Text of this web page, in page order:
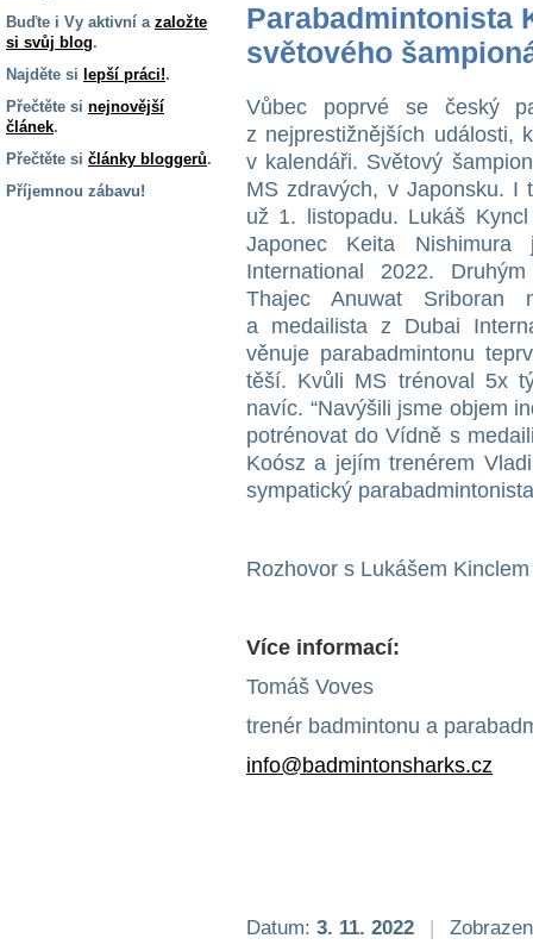
Buďte i Vy aktivní a založte
si svůj blog.
Najděte si lepší práci!.
Přečtěte si nejnovější
článek.
Přečtěte si články bloggerů.
Příjemnou zábavu!
Parabadmintonista
světového
Vůbec poprvé se český
z nejprestižnějších události,
v kalendáři. Světový
MS zdravých, v Japonsku. I
už 1. listopadu. Lukáš
Japonec Keita
International 2022.
Thajec Anuwat Sriboran
a medailista z Dubai
věnuje parabadmintonu
těší. Kvůli MS trénoval 5x
navíc. “Navýšili jsme objem
potrénovat do Vídně s
Koósz a jejím trenérem
sympatický
Rozhovor s Lukášem
Více informací:
Tomáš Voves
trenér badmintonu a
info@badmintonsharks.cz
Datum: 3. 11. 2022 |